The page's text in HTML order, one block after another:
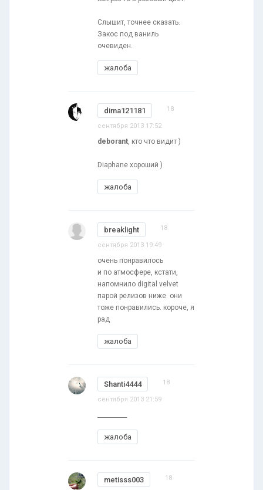
Слышит, точнее сказать.
Закос под ваниль
очевиден.
жалоба
dima121181 18
сентября 2013 17:52
deborant, кто что видит )
Diaphane хороший )
жалоба
breaklight 18
сентября 2013 19:49
очень понравилось
и по атмосфере, кстати,
напомнило digital velvet
парой релизов ниже. они
тоже понравились. короче, я
рад
жалоба
Shanti4444 18
сентября 2013 21:59
жалоба
metisss003 18